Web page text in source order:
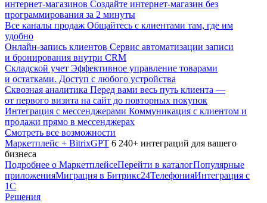
интернет-магазинов Создайте интернет-магазин без
программирования за 2 минуты
Все каналы продаж Общайтесь с клиентами там, где им
удобно
Онлайн-запись клиентов Сервис автоматизации записи
и бронирования внутри CRM
Складской учет Эффективное управление товарами
и остатками. Доступ с любого устройства
Сквозная аналитика Перед вами весь путь клиента —
от первого визита на сайт до повторных покупок
Интеграция с мессенджерами Коммуникация с клиентом и
продажи прямо в мессенджерах
Смотреть все возможности
Маркетплейс + BitrixGPT 6 240+ интеграций для вашего
бизнеса
Подробнее о МаркетплейсеПерейти в каталогПопулярные
приложенияМиграция в Битрикс24ТелефонияИнтеграция с
1С
Решения